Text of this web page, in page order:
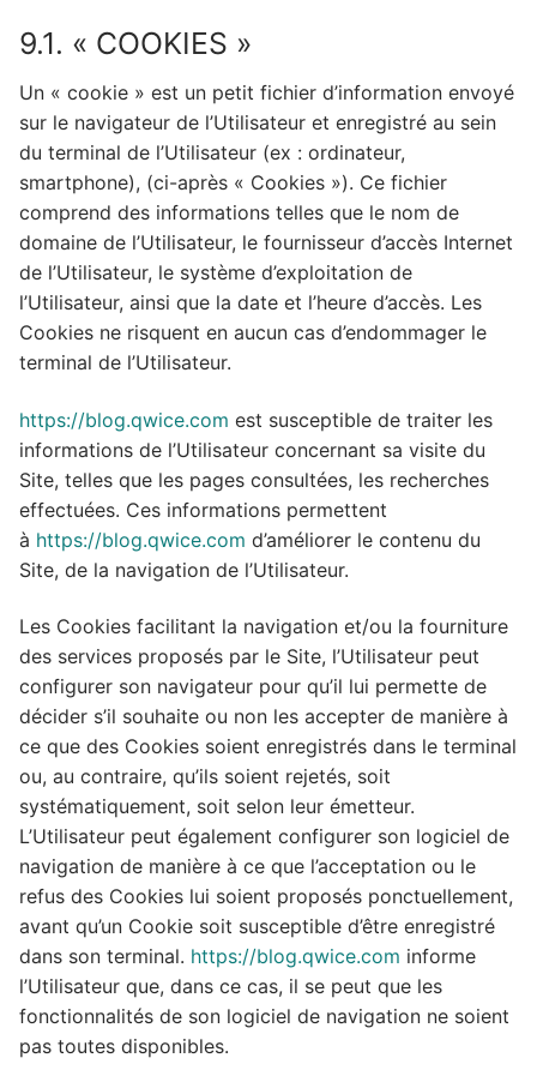
9.1. « COOKIES »
Un « cookie » est un petit fichier d’information envoyé
sur le navigateur de l’Utilisateur et enregistré au sein
du terminal de l’Utilisateur (ex : ordinateur,
smartphone), (ci-après « Cookies »). Ce fichier
comprend des informations telles que le nom de
domaine de l’Utilisateur, le fournisseur d’accès Internet
de l’Utilisateur, le système d’exploitation de
l’Utilisateur, ainsi que la date et l’heure d’accès. Les
Cookies ne risquent en aucun cas d’endommager le
terminal de l’Utilisateur.
https://blog.qwice.com est susceptible de traiter les
informations de l’Utilisateur concernant sa visite du
Site, telles que les pages consultées, les recherches
effectuées. Ces informations permettent
à https://blog.qwice.com d’améliorer le contenu du
Site, de la navigation de l’Utilisateur.
Les Cookies facilitant la navigation et/ou la fourniture
des services proposés par le Site, l’Utilisateur peut
configurer son navigateur pour qu’il lui permette de
décider s’il souhaite ou non les accepter de manière à
ce que des Cookies soient enregistrés dans le terminal
ou, au contraire, qu’ils soient rejetés, soit
systématiquement, soit selon leur émetteur.
L’Utilisateur peut également configurer son logiciel de
navigation de manière à ce que l’acceptation ou le
refus des Cookies lui soient proposés ponctuellement,
avant qu’un Cookie soit susceptible d’être enregistré
dans son terminal. https://blog.qwice.com informe
l’Utilisateur que, dans ce cas, il se peut que les
fonctionnalités de son logiciel de navigation ne soient
pas toutes disponibles.